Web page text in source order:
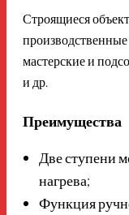
Строящиеся
мастерские и
и др.
Преимущества
Две ступени
нагрева;
Функция